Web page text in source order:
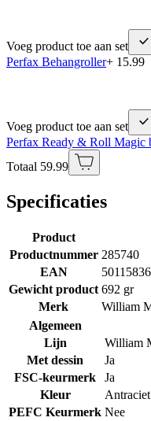
Voeg product toe aan set
Perfax Behangroller+ 15.99
Voeg product toe aan set
Perfax Ready & Roll Magic
Totaal 59.99
Specificaties
Product
Productnummer 285740
EAN
Gewicht product 692 gr
Merk
William
Algemeen
Lijn
William
Met dessin
Ja
FSC-keurmerk
Ja
Kleur
Antraciet
PEFC Keurmerk Nee